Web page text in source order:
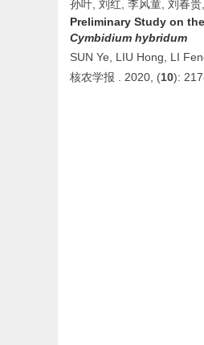
孙叶, 刘红, 李风童, 刘春
Preliminary Study on
Cymbidium hybridum
SUN Ye, LIU Hong, LI
核农学报 . 2020, (10):